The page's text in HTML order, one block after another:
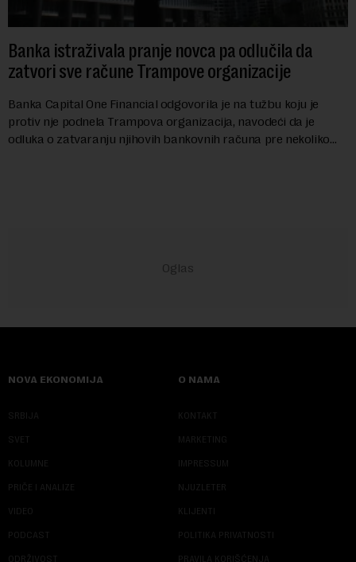
Banka istraživala pranje novca pa odlučila da
zatvori sve račune Trampove organizacije
Banka Capital One Financial odgovorila je na tužbu koju je
protiv nje podnela Trampova organizacija, navodeći da je
odluka o zatvaranju njihovih bankovnih računa pre nekoliko
NOVA EKONOMIJA
SRBIJA
SVET
KOLUMNE
PRIČE I ANALIZE
VIDEO
PODCAST
ODRŽIVOST
O NAMA
KONTAKT
MARKETING
IMPRESSUM
NJUZLETER
KLIJENTI
POLITIKA PRIVATNOSTI
PRAVILA KORIŠĆENJA